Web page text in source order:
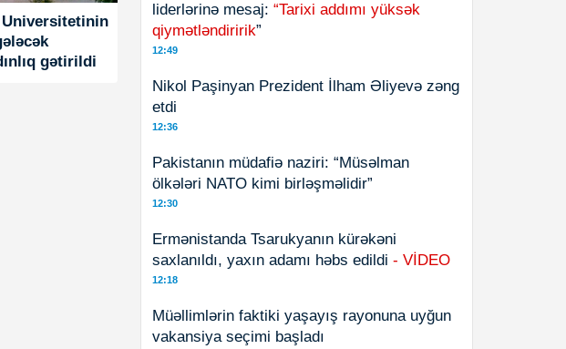
Universitetinin
gətirildi
liderlərinə mesaj: “Tarixi addımı yüksək
qiymətləndiririk”
12:49
Nikol Paşinyan Prezident İlham Əliyevə zəng
etdi
12:36
Pakistanın müdafiə naziri: “Müsəlman
ölkələri NATO kimi birləşməlidir”
12:30
Ermənistanda Tsarukyanın kürəkəni
saxlanıldı, yaxın adamı həbs edildi - VİDEO
12:18
Müəllimlərin faktiki yaşayış rayonuna uyğun
vakansiya seçimi başladı